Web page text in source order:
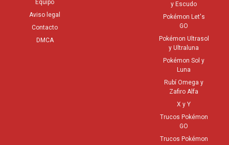
Equipo
Aviso legal
Contacto
DMCA
y Escudo
Pokémon Let's
GO
Pokémon Ultrasol
y Ultraluna
Pokémon Sol y
Luna
Rubí Omega y
Zafiro Alfa
X y Y
Trucos Pokémon
GO
Trucos Pokémon